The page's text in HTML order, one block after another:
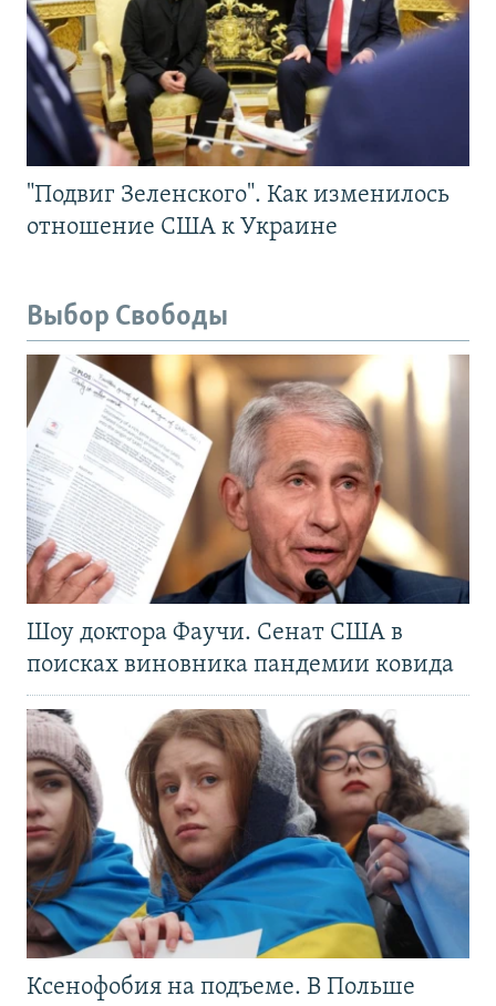
"Подвиг Зеленского". Как изменилось
отношение США к Украине
Выбор Свободы
Шоу доктора Фаучи. Сенат США в
поисках виновника пандемии ковида
Ксенофобия на подъеме. В Польше